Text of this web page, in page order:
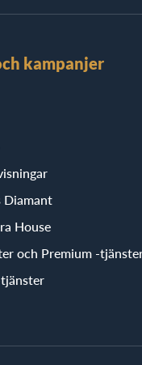
kampanjer
Diamant
House
och Premium -